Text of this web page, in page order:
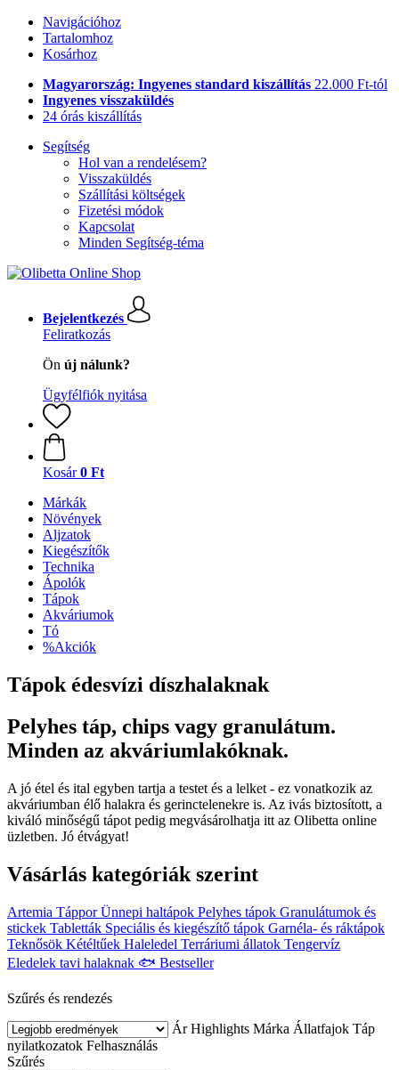
Navigációhoz
Tartalomhoz
Kosárhoz
Magyarország: Ingyenes standard kiszállítás 22.000 Ft-tól
Ingyenes visszaküldés
24 órás kiszállítás
Segítség
Hol van a rendelésem?
Visszaküldés
Szállítási költségek
Fizetési módok
Kapcsolat
Minden Segítség-téma
Bejelentkezés
Feliratkozás
Ön új nálunk?
Ügyfélfiók nyitása
Kosár 0 Ft
Márkák
Növények
Aljzatok
Kiegészítők
Technika
Ápolók
Tápok
Akváriumok
Tó
%Akciók
Tápok édesvízi díszhalaknak
Pelyhes táp, chips vagy granulátum.
Minden az akváriumlakóknak.
A jó étel és ital egyben tartja a testet és a lelket - ez vonatkozik az
akváriumban élő halakra és gerinctelenekre is. Az ivás biztosított, a
kiváló minőségű tápot pedig megvásárolhatja itt az Olibetta online
üzletben. Jó étvágyat!
Vásárlás kategóriák szerint
Artemia Táppor Ünnepi haltápok Pelyhes tápok Granulátumok és
stickek Tabletták Speciális és kiegészítő tápok Garnéla- és ráktápok
Teknősök Kétéltűek Haleledel Terráriumi állatok Tengervíz
Eledelek tavi halaknak 🐟 Bestseller
Szűrés és rendezés
Ár Highlights Márka Állatfajok Táp
nyilatkozatok Felhasználás
Szűrés